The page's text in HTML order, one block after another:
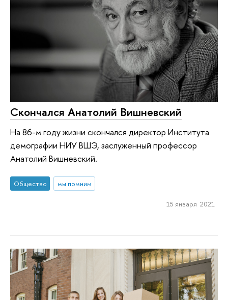
Скончался Анатолий Вишневский
На 86-м году жизни скончался директор Института
демографии НИУ ВШЭ, заслуженный профессор
Анатолий Вишневский.
Общество мы помним
15 января 2021